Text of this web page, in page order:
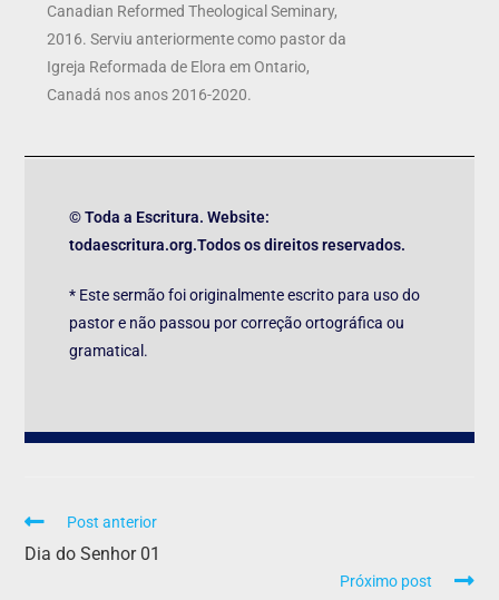
Canadian Reformed Theological Seminary,
2016. Serviu anteriormente como pastor da
Igreja Reformada de Elora em Ontario,
Canadá nos anos 2016-2020.
© Toda a Escritura. Website:
todaescritura.org.Todos os direitos reservados.
* Este sermão foi originalmente escrito para uso do
pastor e não passou por correção ortográfica ou
gramatical.
Post anterior
Dia do Senhor 01
Próximo post